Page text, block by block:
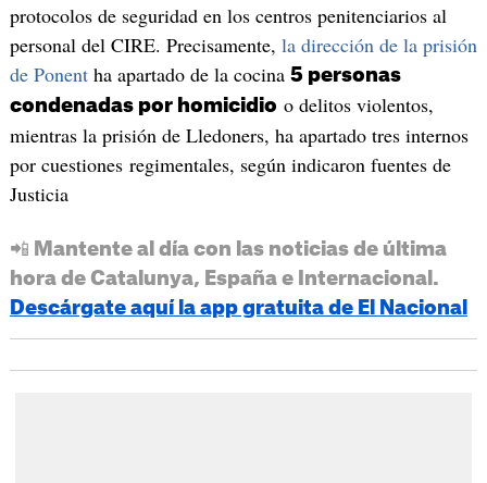
protocolos de seguridad en los centros penitenciarios al
personal del CIRE. Precisamente, la dirección de la prisión
de Ponentha apartado de la cocina 5 personas
condenadas por homicidio o delitos violentos,
mientras la prisión de Lledoners, ha apartado tres internos
por cuestiones regimentales, según indicaron fuentes de
Justicia
📲 Mantente al día con las noticias de última
hora de Catalunya, España e Internacional.
Descárgate aquí la app gratuita de El Nacional